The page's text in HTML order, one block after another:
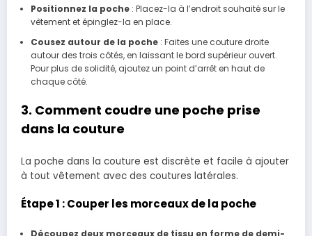
Positionnez la poche: Placez-la à l’endroit souhaité sur le
vêtement et épinglez-la en place.
Cousez autour de la poche: Faites une couture droite
autour des trois côtés, en laissant le bord supérieur ouvert.
Pour plus de solidité, ajoutez un point d’arrêt en haut de
chaque côté.
3. Comment coudre une poche prise
dans la couture
La poche dans la couture est discrète et facile à ajouter
à tout vêtement avec des coutures latérales.
Étape 1 : Couper les morceaux de la poche